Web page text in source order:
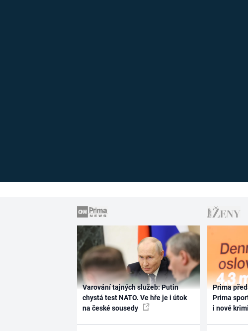
Varování tajných služeb: Putin
chystá test NATO. Ve hře je i útok
na české sousedy
Prima
Prima
i nové